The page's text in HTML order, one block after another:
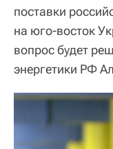
поставки
на юго-восток
вопрос будет
энергетики РФ